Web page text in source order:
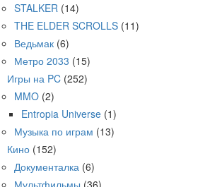
STALKER (14)
THE ELDER SCROLLS (11)
Ведьмак (6)
Метро 2033 (15)
Игры на PC (252)
MMO (2)
Entropia Universe (1)
Музыка по играм (13)
Кино (152)
Документалка (6)